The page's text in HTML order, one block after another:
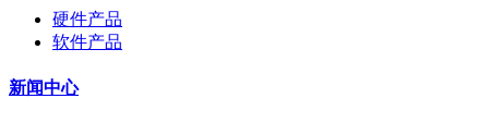
硬件产品
软件产品
新闻中心